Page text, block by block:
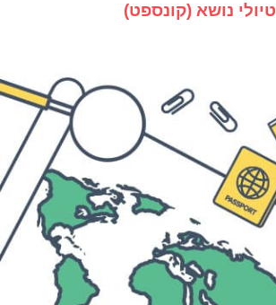
טיולי נושא (קונספט)